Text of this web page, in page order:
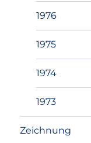
1976
1975
1974
1973
Zeichnung